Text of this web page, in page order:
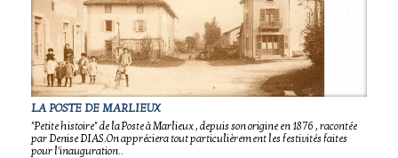
LA POSTE DE MARLIEUX
"Petite histoire" de la Poste à Marlieux , depuis son origine en 1876 , racontée
par Denise DIAS.On appréciera tout particulièrement les festivités faites
pour l'inauguration..